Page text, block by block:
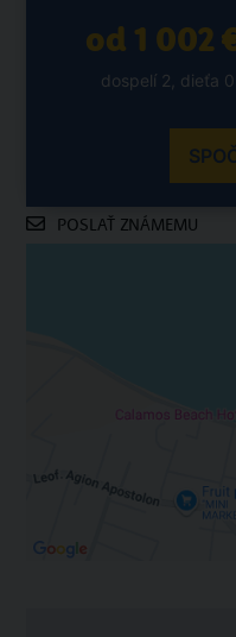
od 1 002
dospelí 2, dieťa
POSLAŤ ZNÁMEMU